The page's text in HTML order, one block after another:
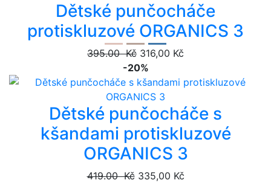
Dětské punčocháče
protiskluzové ORGANICS 3
395.00 Kč 316,00 Kč
-20%
Dětské punčocháče s
kšandami protiskluzové
ORGANICS 3
419.00 Kč 335,00 Kč